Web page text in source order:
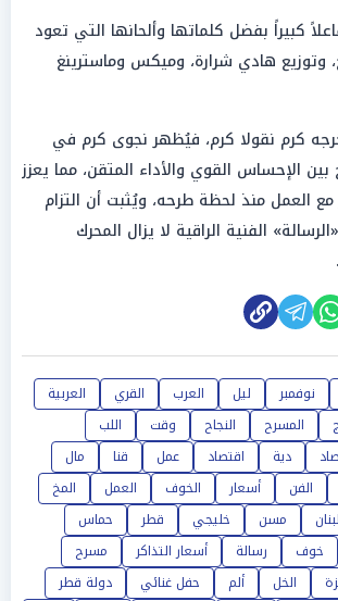
كبيراً بفضل كلماتها وألحانها التي تعود
وتوزيع هادي شرارة، وميكس وماسترينغ
كرم نقولا كرم، فيُظهر نجوى كرم في
بين الإحساس القوي والأداء المتقن، مما يعزز
العمل منذ لحظة طرحه، ويُثبت أن التزام
الفنية الراقية لا يزال المحرك
نوفمبر ليل العرب القري
العربية
المسرح النجاح وقت
اللب
دية اقتصاد عمل قنا
مال
الفن أسعار الخوف العمل
المخ
لبنان مسن خليجي قطر
حماس
خوف رسالة أسعار التذاكر
مسرح
الخل ألم حفل غنائي
دولة قطر